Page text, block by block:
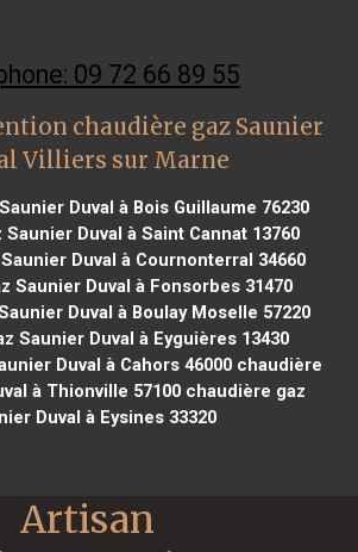
09 72 66 89 55
chaudière gaz Saunier
Villiers sur Marne
Duval à Bois Guillaume 76230
Duval à Saint Cannat 13760
Duval à Cournonterral 34660
Saunier Duval à Fonsorbes 31470
Duval à Boulay Moselle 57220
Saunier Duval à Eyguières 13430
Duval à Cahors 46000chaudière
à Thionville 57100chaudière gaz
Duval à Eysines 33320
Artisan